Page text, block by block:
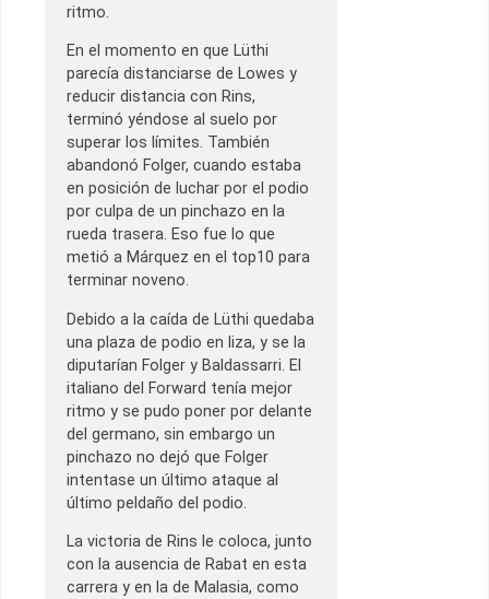
ritmo.
En el momento en que Lüthi
parecía distanciarse de Lowes y
reducir distancia con Rins,
terminó yéndose al suelo por
superar los límites. También
abandonó Folger, cuando estaba
en posición de luchar por el podio
por culpa de un pinchazo en la
rueda trasera. Eso fue lo que
metió a Márquez en el top10 para
terminar noveno.
Debido a la caída de Lüthi quedaba
una plaza de podio en liza, y se la
diputarían Folger y Baldassarri. El
italiano del Forward tenía mejor
ritmo y se pudo poner por delante
del germano, sin embargo un
pinchazo no dejó que Folger
intentase un último ataque al
último peldaño del podio.
La victoria de Rins le coloca, junto
con la ausencia de Rabat en esta
carrera y en la de Malasia, como